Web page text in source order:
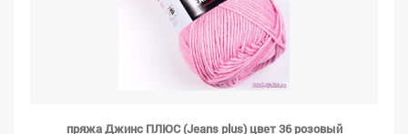
пряжа Джинс ПЛЮС (Jeans plus) цвет 36 розовый